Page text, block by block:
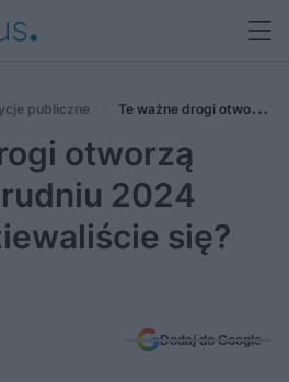
publiczne
Te ważne drogi otworzą
się?
otworzą
2024
się?
Dodaj do Google